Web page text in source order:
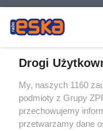
Drogi
My, naszych 1160
podmioty z Grupy
przechowujemy
przetwarzamy dane